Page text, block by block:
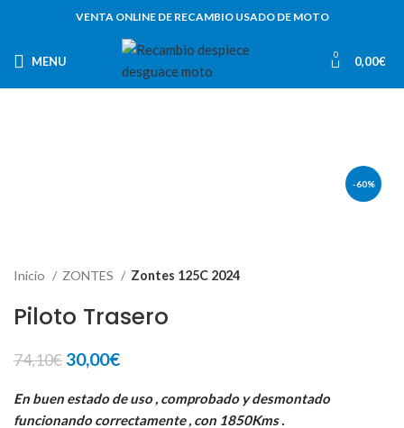
VENTA ONLINE DE RECAMBIO USADO DE MOTO
MENU 0 0,00€
-60%
Inicio ZONTES Zontes 125C 2024
Piloto Trasero
74,10€ El
original
era:
30,00€El
actual
es:
En buen estado de uso , comprobado y desmontado
funcionando correctamente , con 1850Kms .